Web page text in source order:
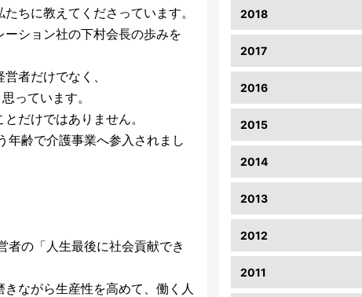
ちに教えてくださっています。
ション社の下村会長の歩みを
者だけでなく、
っています。
だけではありません。
年齢で介護事業へ参入されまし
の「人生最後に社会貢献でき
ながら生産性を高めて、働く人
2018
2017
2016
2015
2014
2013
2012
2011